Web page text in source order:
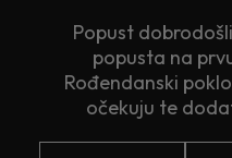
Popust
popusta na
Rođendanski
očekuju te